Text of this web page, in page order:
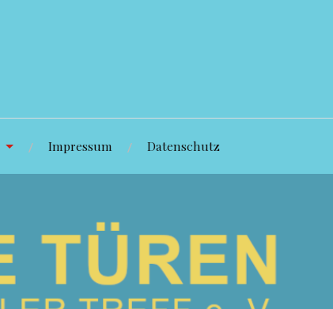
Impressum Datenschutz